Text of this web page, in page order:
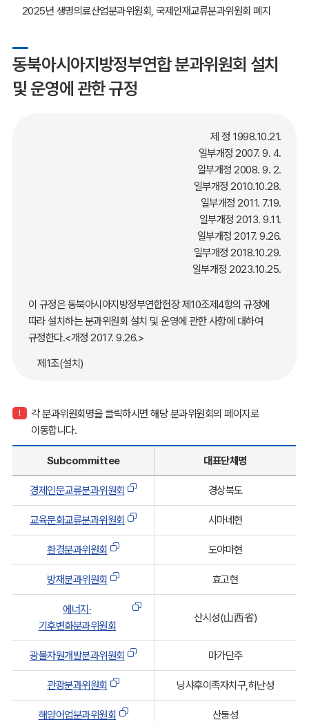
2025년 생명의료산업분과위원회, 국제인재교류분과위원회 폐지
동북아시아지방정부연합 분과위원회 설치
및 운영에 관한 규정
제 정 1998.10.21.
일부개정 2007. 9. 4.
일부개정 2008. 9. 2.
일부개정 2010.10.28.
일부개정 2011. 7.19.
일부개정 2013. 9.11.
일부개정 2017. 9.26.
일부개정 2018.10.29.
일부개정 2023.10.25.
이 규정은 동북아시아지방정부연합헌장 제10조제4항의 규정에
따라 설치하는 분과위원회 설치 및 운영에 관한 사항에 대하여
규정한다.<개정 2017. 9.26.>
제1조(설치)
한다)에 대하여, 그 원활한 추진을 지원하기 위해 분야별로
분과위원회를 둔다.<개정 2017. 9.26.>
제2조(분과위원회의 종류 및 명칭) 분과위원회의 종류 및
명칭은 다음과 같이 한다.
2. 환경분과위원회
3. 교육․문화교류분과위원회 <통합 2008. 9. 2.>
4. 방재분과위원회
5. 삭제<2017. 9. 26.>
6. 삭제<2017. 9. 26.>
7. 해양․어업분과위원회 <신설 2008. 9. 2.>
8. 관광분과위원회 <신설 2008. 9. 2.>
9. 광물자원개발분과위원회 <신설 2010. 10. 28. 개정
2017.9.26>
10. 에너지․기후변화분과위원회 <신설 2010. 10. 28.>
각 분과위원회명을 클릭하시면 해당 분과위원회의 페이지로
이동합니다.
Subcommittee 대표단체명
경제인문교류분과위원회 경상북도
교육문화교류분과위원회 시마네현
환경분과위원회 도야마현
방재분과위원회 효고현
에너지·
기후변화분과위원회
산시성(山西省)
광물자원개발분과위원회 마가단주
관광분과위원회 닝샤후이족자치구,허난성
해양어업분과위원회 산둥성